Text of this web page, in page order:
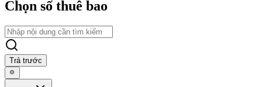
Chọn số thuê bao
Trả trước